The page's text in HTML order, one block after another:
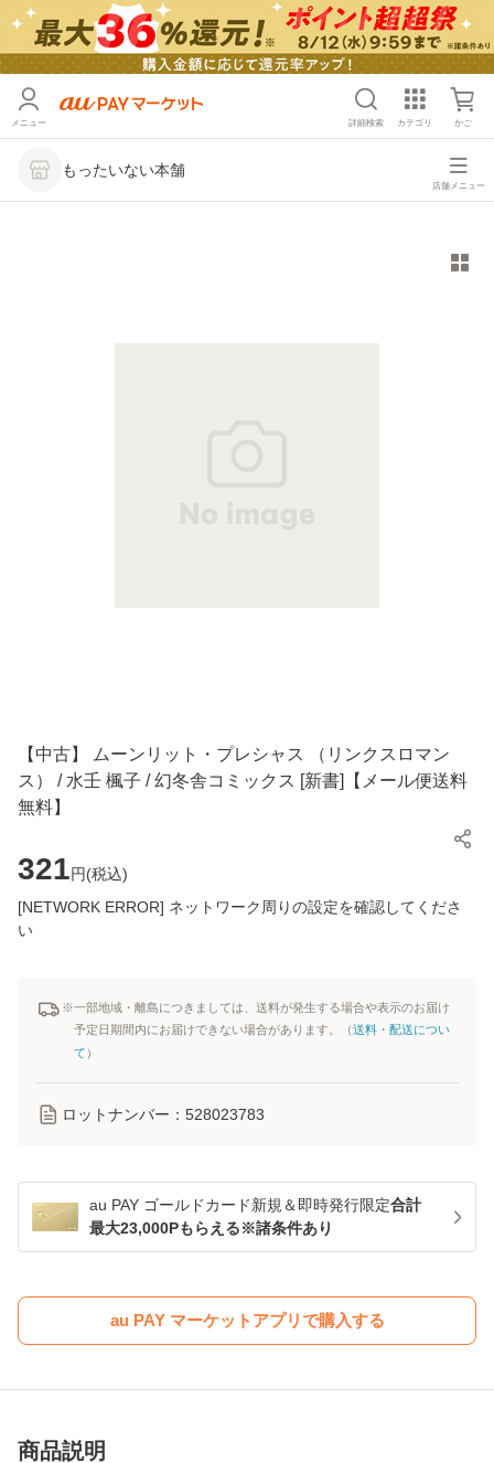
メニュー 詳細検索 カテゴリ かご
もったいない本舗
店舗メニュー
【中古】 ムーンリット・プレシャス （リンクスロマン
ス） / 水壬 楓子 / 幻冬舎コミックス [新書]【メール便送料
無料】
321円(税込)
[NETWORK ERROR] ネットワーク周りの設定を確認してくださ
い
※一部地域・離島につきましては、送料が発生する場合や表示のお届け
予定日期間内にお届けできない場合があります。（送料・配送につい
て ）
ロットナンバー： 528023783
au PAY ゴールドカード新規＆即時発行限定合計
最大23,000Pもらえる※諸条件あり
au PAY マーケットアプリで購入する
商品説明